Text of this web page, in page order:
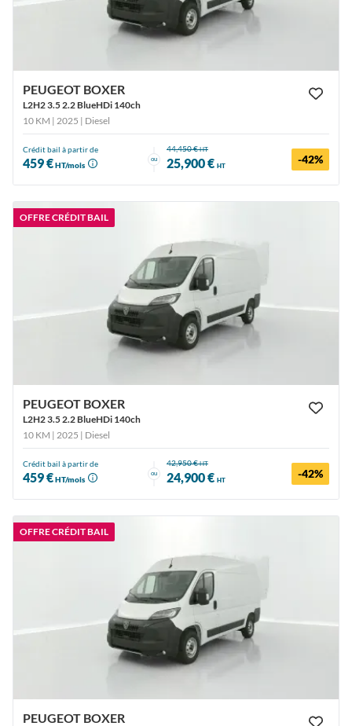
PEUGEOT BOXER
L2H2 3.5 2.2 BlueHDi 140ch
10 KM | 2025 | Diesel
Crédit bail à partir de
459 €HT/mois
ou
44,450 €HT
25,900 € HT -42%
OFFRE CRÉDIT BAIL
PEUGEOT BOXER
L2H2 3.5 2.2 BlueHDi 140ch
10 KM | 2025 | Diesel
Crédit bail à partir de
459 €HT/mois
ou
42,950 €HT
24,900 € HT -42%
OFFRE CRÉDIT BAIL
PEUGEOT BOXER